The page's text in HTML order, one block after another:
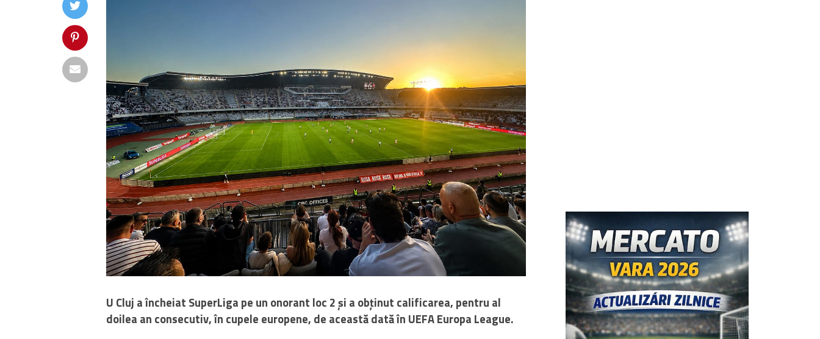
U Cluj a încheiat SuperLiga pe un onorant loc 2 și a obținut calificarea, pentru al
doilea an consecutiv, în cupele europene, de această dată în UEFA Europa League.